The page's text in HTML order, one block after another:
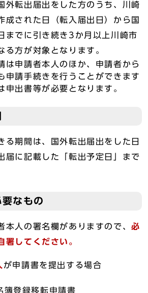
外転出届出をした方のうち、川崎
成された日（転入届出日）から国
までに引き続き3か月以上川崎市
る方が対象となります。
は申請者本人のほか、申請者から
申請手続きを行うことができます
申出書等が必要となります。
る期間は、国外転出届出をした日
届に記載した「転出予定日」まで
なもの
本人の署名欄がありますので、必
署してください。
が申請書を提出する場合
簿登録移転申請書